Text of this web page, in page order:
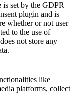
is set by the GDPR
plugin and is
whether or not user
to the use of
not store any
like
platforms, collect